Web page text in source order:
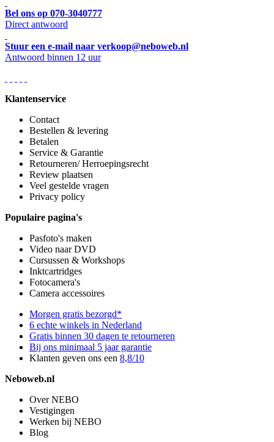
Bel ons op 070-3040777
Direct antwoord
Stuur een e-mail naar verkoop@neboweb.nl
Antwoord binnen 12 uur
Klantenservice
Contact
Bestellen & levering
Betalen
Service & Garantie
Retourneren/ Herroepingsrecht
Review plaatsen
Veel gestelde vragen
Privacy policy
Populaire pagina's
Pasfoto's maken
Video naar DVD
Cursussen & Workshops
Inktcartridges
Fotocamera's
Camera accessoires
Morgen gratis bezorgd*
6 echte winkels in Nederland
Gratis binnen 30 dagen te retourneren
Bij ons minimaal 5 jaar garantie
Klanten geven ons een 8,8/10
Neboweb.nl
Over NEBO
Vestigingen
Werken bij NEBO
Blog